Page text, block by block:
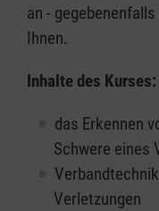
an -
Ihnen.
Inhalte des Kurses:
das Erkennen
Schwere eines
Verletzungen